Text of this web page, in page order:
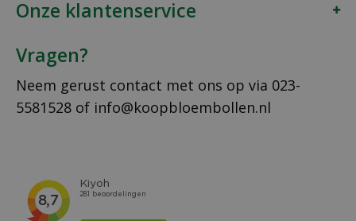
Onze klantenservice
Vragen?
Neem gerust contact met ons op via 023-
5581528 of info@koopbloembollen.nl